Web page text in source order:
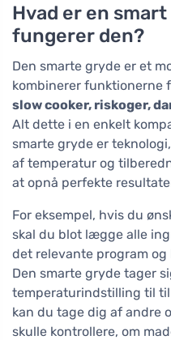
Hvad er en
fungerer den?
Den smarte gryde er et
kombinerer funktionerne
slow cooker, riskoger,
Alt dette i en enkelt
smarte gryde er
af temperatur og
at opnå perfekte
For eksempel, hvis du
skal du blot lægge alle
det relevante program
Den smarte gryde tager
temperaturindstilling til
kan du tage dig af andre
skulle kontrollere, om